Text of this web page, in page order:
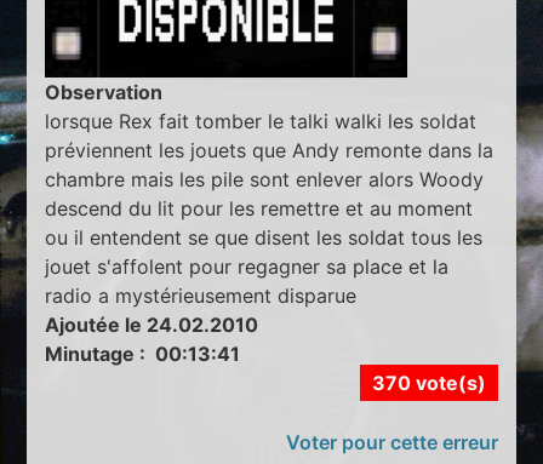
Observation
lorsque Rex fait tomber le talki walki les soldat
préviennent les jouets que Andy remonte dans la
chambre mais les pile sont enlever alors Woody
descend du lit pour les remettre et au moment
ou il entendent se que disent les soldat tous les
jouet s'affolent pour regagner sa place et la
radio a mystérieusement disparue
Ajoutée le 24.02.2010
Minutage : 00:13:41
370 vote(s)
Voter pour cette erreur